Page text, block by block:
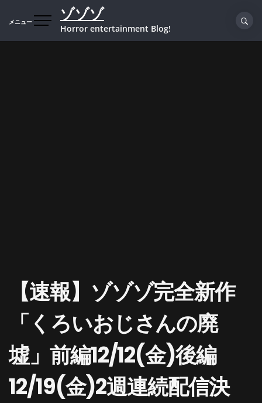
メニュー ゾゾゾ
Horror entertainment Blog!
【速報】ゾゾゾ完全新作
「くろいおじさんの廃
墟」前編12/12(金)後編
12/19(金)2週連続配信決